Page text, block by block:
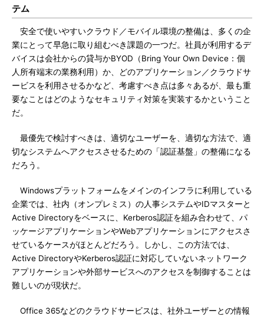
テム
安全で使いやすいクラウド／モバイル環境の整備は、多くの企
業にとって早急に取り組むべき課題の一つだ。社員が利用するデ
バイスは会社からの貸与かBYOD（Bring Your Own Device：個
人所有端末の業務利用）か、どのアプリケーション／クラウドサ
ービスを利用させるかなど、考慮すべき点は多々あるが、最も重
要なことはどのようなセキュリティ対策を実装するかということ
だ。
最優先で検討すべきは、適切なユーザーを、適切な方法で、適
切なシステムへアクセスさせるための「認証基盤」の整備になる
だろう。
Windowsプラットフォームをメインのインフラに利用している
企業では、社内（オンプレミス）の人事システムやIDマスターと
Active Directoryをベースに、Kerberos認証を組み合わせて、パ
ッケージアプリケーションやWebアプリケーションにアクセスさ
せているケースがほとんどだろう。しかし、この方法では、
Active DirectoryやKerberos認証に対応していないネットワーク
アプリケーションや外部サービスへのアクセスを制御することは
難しいのが現状だ。
Office 365などのクラウドサービスは、社外ユーザーとの情報